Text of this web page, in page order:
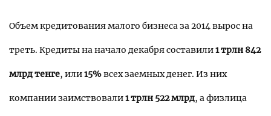
Объем кредитования малого бизнеса за 2014 вырос на
треть. Кредиты на начало декабря составили1 трлн 842
млрд тенге, или15%всех заемных денег. Из них
компании заимствовали1 трлн 522 млрд, а физлица